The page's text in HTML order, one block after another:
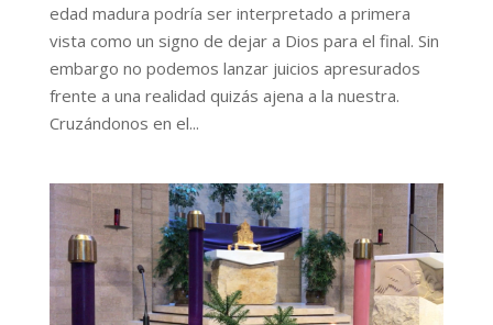
edad madura podría ser interpretado a primera
vista como un signo de dejar a Dios para el final. Sin
embargo no podemos lanzar juicios apresurados
frente a una realidad quizás ajena a la nuestra.
Cruzándonos en el...